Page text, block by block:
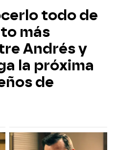
todo de
más
Andrés y
la próxima
de